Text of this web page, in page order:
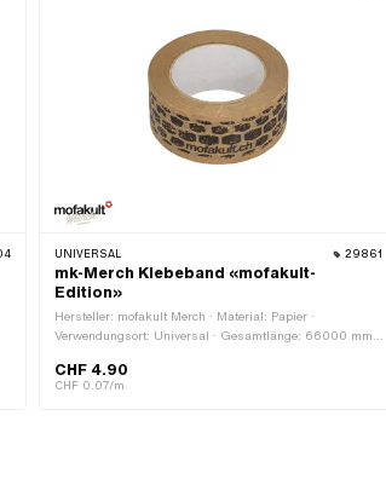
UNIVERSAL 29861
mk-Merch Klebeband «mofakult-
Edition»
Hersteller: mofakult Merch · Material: Papier ·
Verwendungsort: Universal · Gesamtlänge: 66000 mm ·
Breite: 51 mm · Transferfolie: Nein
CHF 4.90
CHF 0.07/m